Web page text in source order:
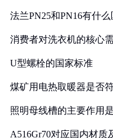
法兰PN25和PN16有什么
消费者对洗衣机的核心
U型螺栓的国家标准
煤矿用电热取暖器是否
照明母线槽的主要作用
A516Gr70对应国内材质